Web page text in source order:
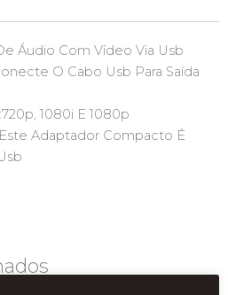
Áudio Com Vídeo Via Usb
O Cabo Usb Para Saída
1080i E 1080p
Adaptador Compacto É